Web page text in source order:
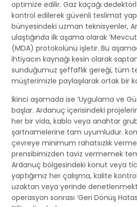
optimize edilir. Gaz kaçağı
kontrol edilerek güvenli teslimat
bünyesindeki uzman teknisyenler,
ulaştığında ilk aşama olarak
(MDA) protokolünü işletir. Bu
ihtiyacın kaynağı kesin olarak
sunduğumuz şeffaflık gereği, tüm
müşterimizle paylaşılarak ortak bir
İkinci aşamada ise ‘Uygulama ve
başlar. Ardanuç içerisindeki
her bir vida, kablo veya anahtar
şartnamelerine tam uyumludur.
çevreye minimum rahatsızlık
prensibimizden taviz vermemek
Ardanuç bölgesindeki konut veya
yaptığımız her çalışma, kalite
uzaktan veya yerinde
operasyon sonrası ‘Geri Dönüş